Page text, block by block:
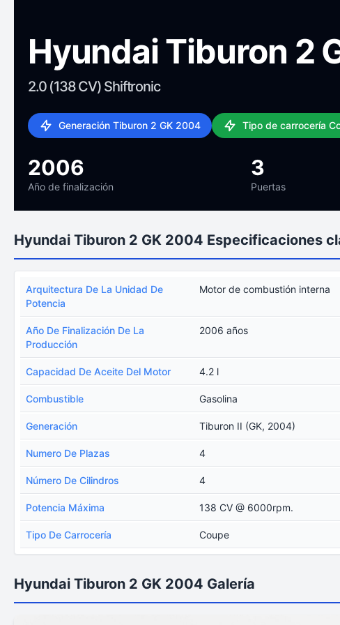
Hyundai Tiburon 2
2.0 (138 CV) Shiftronic
Generación Tiburon 2 GK 2004 Tipo de carrocería
2006
Año de finalización
3
Puertas
Hyundai Tiburon 2 GK 2004 Especificaciones
Arquitectura De La Unidad De
Potencia
Motor de combustión interna
Año De Finalización De La
Producción
2006 años
Capacidad De Aceite Del Motor 4.2 l
Combustible Gasolina
Generación Tiburon II (GK, 2004)
Numero De Plazas 4
Número De Cilindros 4
Potencia Máxima 138 CV @ 6000rpm.
Tipo De Carrocería Coupe
Hyundai Tiburon 2 GK 2004 Galería